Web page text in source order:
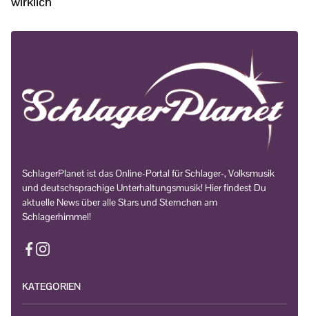
SchlagerPlanet ist das Online-Portal für Schlager-, Volksmusik
und deutschsprachige Unterhaltungsmusik! Hier findest Du
aktuelle News über alle Stars und Sternchen am
Schlagerhimmel!
KATEGORIEN